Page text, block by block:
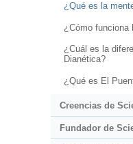
¿Qué es la
¿Cómo funciona
¿Cuál es la
Dianética?
¿Qué es El
Creencias de
Fundador de